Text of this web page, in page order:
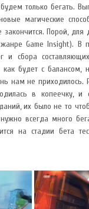
только бегать.
магические
Порой,
Game Insight).
и сбора
будет с балансом,
нам не приходилось.
в копеечку, и
их было не то
всегда много
на стадии бета